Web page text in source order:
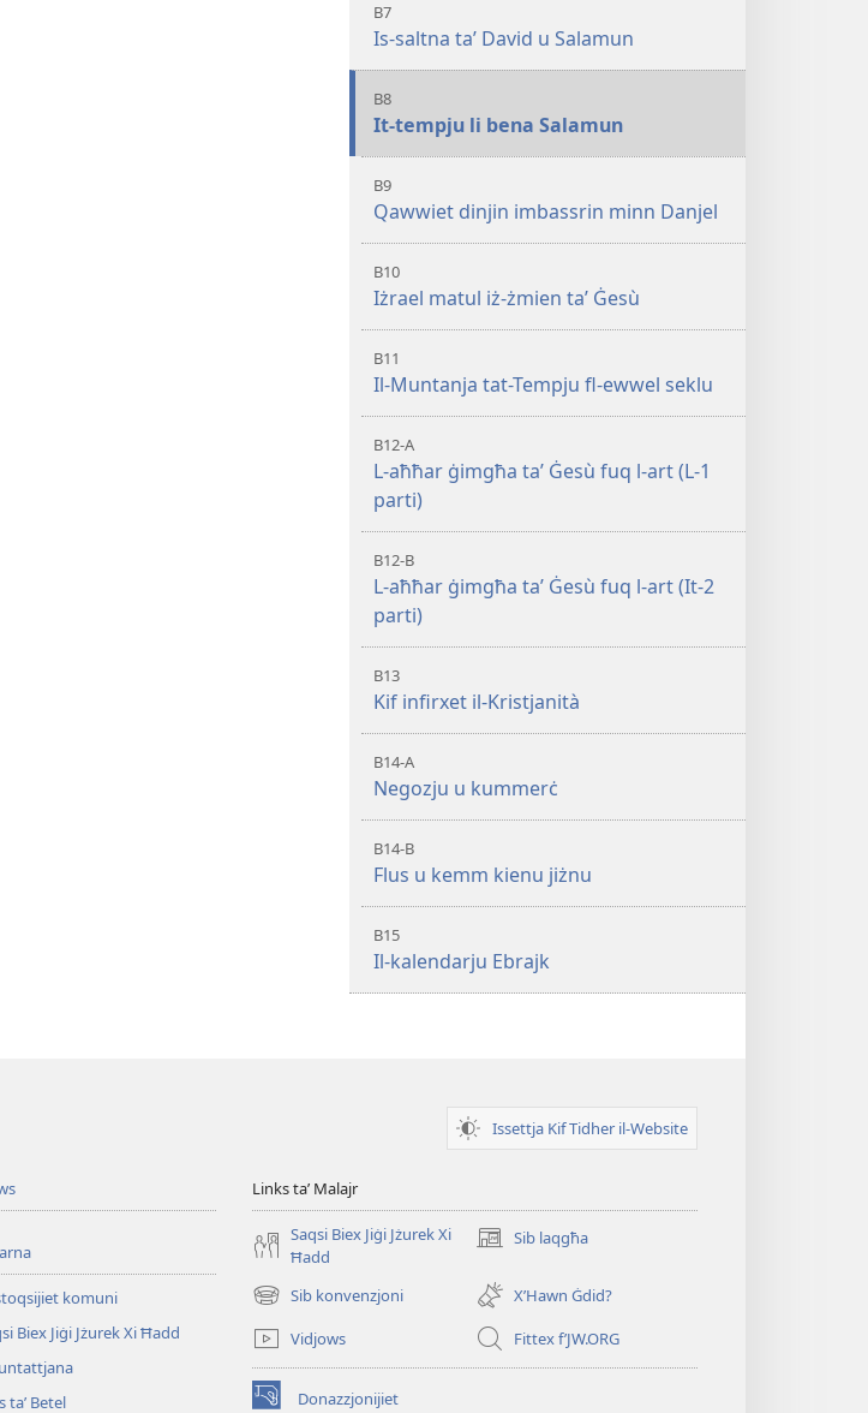
B7
Is-saltna taʼ David u Salamun
B8
It-tempju li bena Salamun
B9
Qawwiet dinjin imbassrin minn Danjel
B10
Iżrael matul iż-żmien taʼ Ġesù
B11
Il-Muntanja tat-Tempju fl-ewwel seklu
B12-A
L-aħħar ġimgħa taʼ Ġesù fuq l-art (L-1
parti)
B12-B
L-aħħar ġimgħa taʼ Ġesù fuq l-art (It-2
parti)
B13
Kif infirxet il-Kristjanità
B14-A
Negozju u kummerċ
B14-B
Flus u kemm kienu jiżnu
B15
Il-kalendarju Ebrajk
Issettja Kif Tidher il-Website
komuni
Biex Jiġi Jżurek Xi Ħadd
taʼ Betel
Links taʼ Malajr
Saqsi Biex Jiġi Jżurek Xi
Ħadd
Sib laqgħa
(opens
window)
Sib konvenzjoni
(opens
new
window)
X’Hawn Ġdid?
Vidjows
Fittex f’JW.ORG
Donazzjonijiet